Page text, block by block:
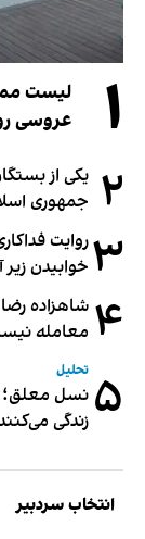
۱
عروسی
۲ یکی از
جمهوری
۳ خوابیدن
۴ شاهزاده
معامله
۵ تحلیل
نسل معلق؛
زندگی
انتخاب سردبیر